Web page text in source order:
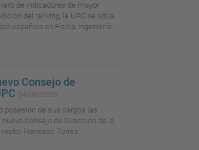
de indicadores de mayor
del ranking, la UPC se sitúa
española en Física, Ingeniería
Consejo de
posesión de sus cargos las
Consejo de Dirección de la
rector Francesc Torres.